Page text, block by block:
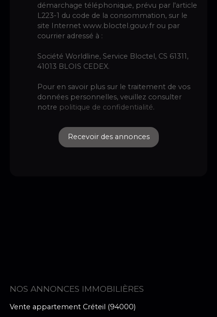
démarchage téléphonique, prévu par l'article
L223-1 du code de la consommation, sur le
site Internet www.bloctel.gouv.fr ou par
courrier adressé à :
Société Worldline, Service Bloctel, CS 61311,
41013 BLOIS CEDEX.
Pour en savoir plus sur le traitement de vos
données personnelles, veuillez consulter
notre politique de confidentialité.
Recevoir des annonces
NOS ANNONCES IMMOBILIÈRES
Vente appartement Créteil (94000)